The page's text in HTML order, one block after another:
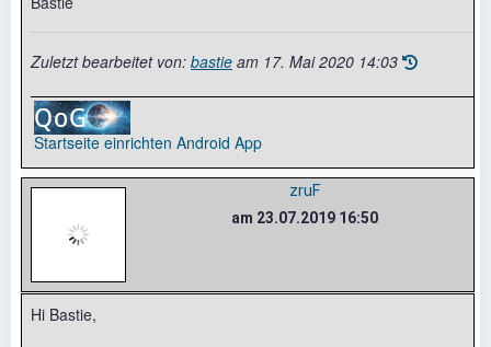
Zuletzt bearbeitet von: bastie am 17. Mai 2020 14:03
Startseite einrichten Android App
zruF
am 23.07.2019 16:50
Hi Bastie,